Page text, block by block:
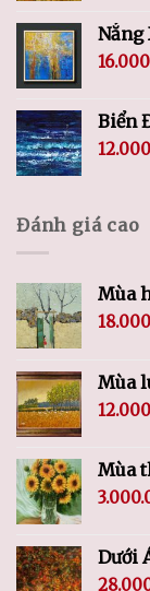
Nắng
Biển
Đánh giá cao
Mùa
Mùa
Mùa
Dưới